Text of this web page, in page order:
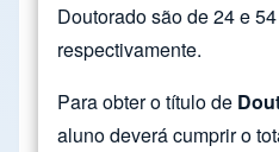
Doutorado são de 24 e
respectivamente.
Para obter o título de
aluno deverá cumprir o